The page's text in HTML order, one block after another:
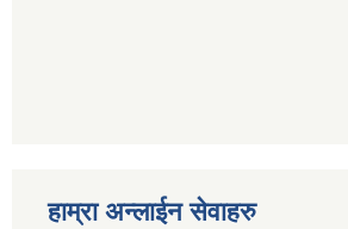
हाम्रा अन्लाईन सेवाहरु